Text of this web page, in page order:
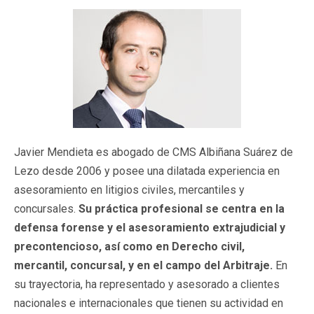
Javier Mendieta es abogado de CMS Albiñana Suárez de
Lezo desde 2006 y posee una dilatada experiencia en
asesoramiento en litigios civiles, mercantiles y
concursales. Su práctica profesional se centra en la
defensa forense y el asesoramiento extrajudicial y
precontencioso, así como en Derecho civil,
mercantil, concursal, y en el campo del Arbitraje. En
su trayectoria, ha representado y asesorado a clientes
nacionales e internacionales que tienen su actividad en